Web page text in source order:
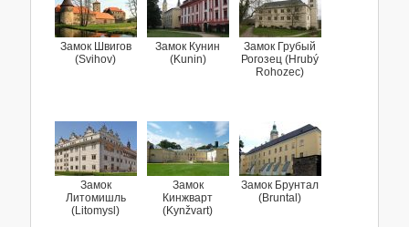
Замок Швигов
(Svihov)
Замок Кунин
(Kunin)
Замок Грубый
Рогозец (Hrubý
Rohozec)
Замок
Литомишль
(Litomysl)
Замок
Кинжварт
(Kynžvart)
Замок Брунтал
(Bruntal)